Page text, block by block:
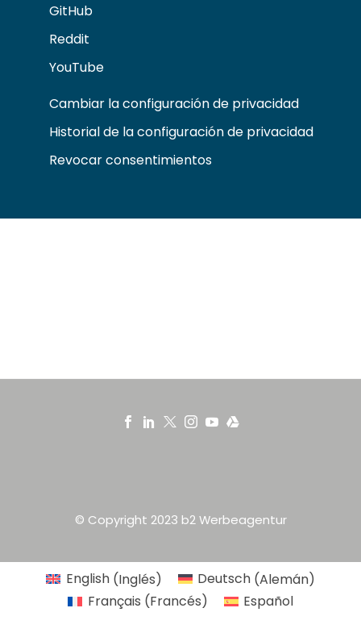
GitHub
Reddit
YouTube
Cambiar la configuración de privacidad
Historial de la configuración de privacidad
Revocar consentimientos
© Copyright 2023 b2 Werbeagentur
English(Inglés) Deutsch(Alemán)
Français (Francés) Español